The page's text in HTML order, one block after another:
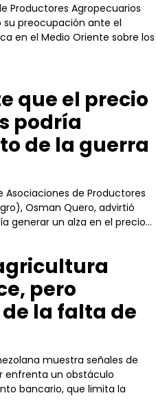
Productores Agropecuarios
preocupación ante el
en el Medio Oriente sobre los
que el precio
podría
de la guerra
Asociaciones de Productores
Osman Quero, advirtió
generar un alza en el precio...
pero
la falta de
muestra señales de
enfrenta un obstáculo
bancario, que limita la